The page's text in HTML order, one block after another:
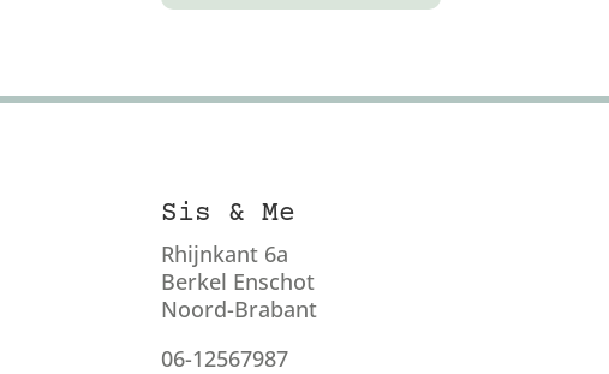
Sis & Me
Rhijnkant 6a
Berkel Enschot
Noord-Brabant
06-12567987